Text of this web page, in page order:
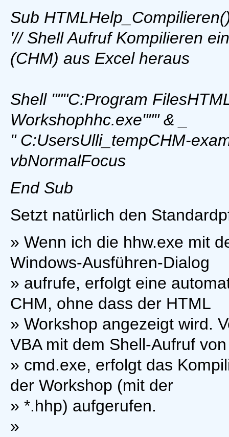
Sub
'// Shell Aufruf Kompilieren
(CHM) aus Excel heraus
Shell """C:Program
Workshophhc.exe""" & _
" C:UsersUlli_tempCHM-
vbNormalFocus
End Sub
Setzt natürlich den
» Wenn ich die hhw.exe mit
Windows-Ausführen-Dialog
» aufrufe, erfolgt eine
CHM, ohne dass der HTML
» Workshop angezeigt wird.
VBA mit dem Shell-Aufruf von
» cmd.exe, erfolgt das
der Workshop (mit der
» *.hhp) aufgerufen.
»